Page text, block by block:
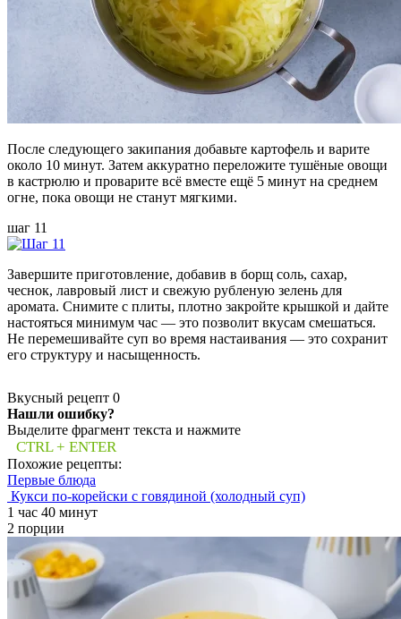
После следующего закипания добавьте картофель и варите
около 10 минут. Затем аккуратно переложите тушёные овощи
в кастрюлю и проварите всё вместе ещё 5 минут на среднем
огне, пока овощи не станут мягкими.
шаг 11
Завершите приготовление, добавив в борщ соль, сахар,
чеснок, лавровый лист и свежую рубленую зелень для
аромата. Снимите с плиты, плотно закройте крышкой и дайте
настояться минимум час — это позволит вкусам смешаться.
Не перемешивайте суп во время настаивания — это сохранит
его структуру и насыщенность.
Вкусный рецепт 0
Нашли ошибку?
Выделите фрагмент текста и нажмите
CTRL + ENTER
Похожие рецепты:
Первые блюда
Кукси по-корейски с говядиной (холодный суп)
1 час 40 минут
2 порции